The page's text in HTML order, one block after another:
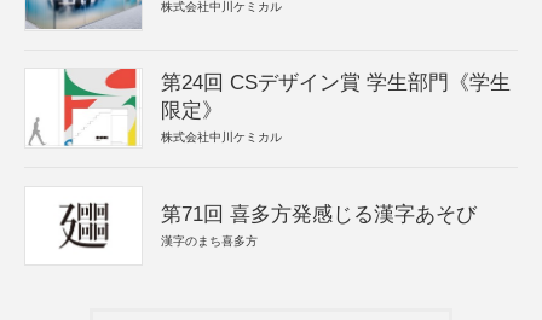
株式会社中川ケミカル
第24回 CSデザイン賞 学生部門《学生
限定》
株式会社中川ケミカル
第71回 喜多方発感じる漢字あそび
漢字のまち喜多方